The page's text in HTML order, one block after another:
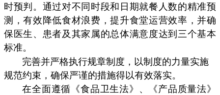
时预判。通过对不同时段和日期就餐人数的精准预
测，有效降低食材浪费，提升食堂运营效率，并确
保医生、患者及其家属的总体满意度达到三个基本
标准。
完善并严格执行规章制度，以制度的力量实施
规范约束，确保严谨的措施得以有效落实。
在全面遵循《食品卫生法》、《产品质量法》